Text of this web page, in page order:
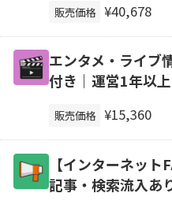
販売価格 ¥40,678
エンタメ・ライブ
付き｜運営1年以上
販売価格 ¥15,360
【インターネッ
記事・検索流入あ